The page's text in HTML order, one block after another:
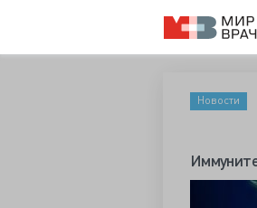
Новости